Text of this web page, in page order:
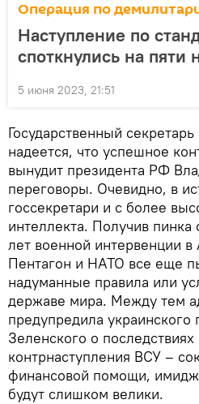
Операция по
Наступление по
споткнулись на пяти
5 июня 2023, 21:51
Государственный
надеется, что успешное
вынудит президента РФ
переговоры. Очевидно, в
госсекретари и с более
интеллекта. Получив пинка
лет военной интервенции в
Пентагон и НАТО все еще
надуманные правила или
державе мира. Между тем
предупредила
Зеленского о последствиях
контрнаступления ВСУ –
финансовой помощи,
будут слишком велики.